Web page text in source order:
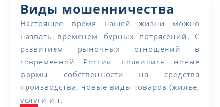
Виды мошенничества
Настоящее время нашей жизни можно
назвать временем бурных потрясений. С
развитием рыночных отношений в
современной России появились новые
формы собственности на средства
производства, новые виды товаров (жилье,
услуги и т.